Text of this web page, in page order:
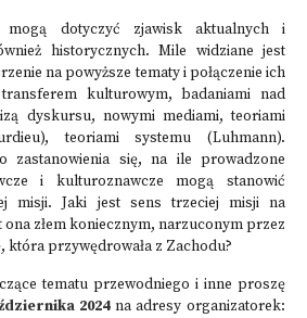
mogą dotyczyć zjawisk aktualnych i
historycznych. Mile widziane jest
na powyższe tematy i połączenie ich
kulturowym, badaniami nad
dyskursu, nowymi mediami, teoriami
teoriami systemu (Luhmann).
zastanowienia się, na ile prowadzone
i kulturoznawcze mogą stanowić
misji. Jaki jest sens trzeciej misji na
ona złem koniecznym, narzuconym przez
która przywędrowała z Zachodu?
tematu przewodniego i inne proszę
2024na adresy organizatorek: